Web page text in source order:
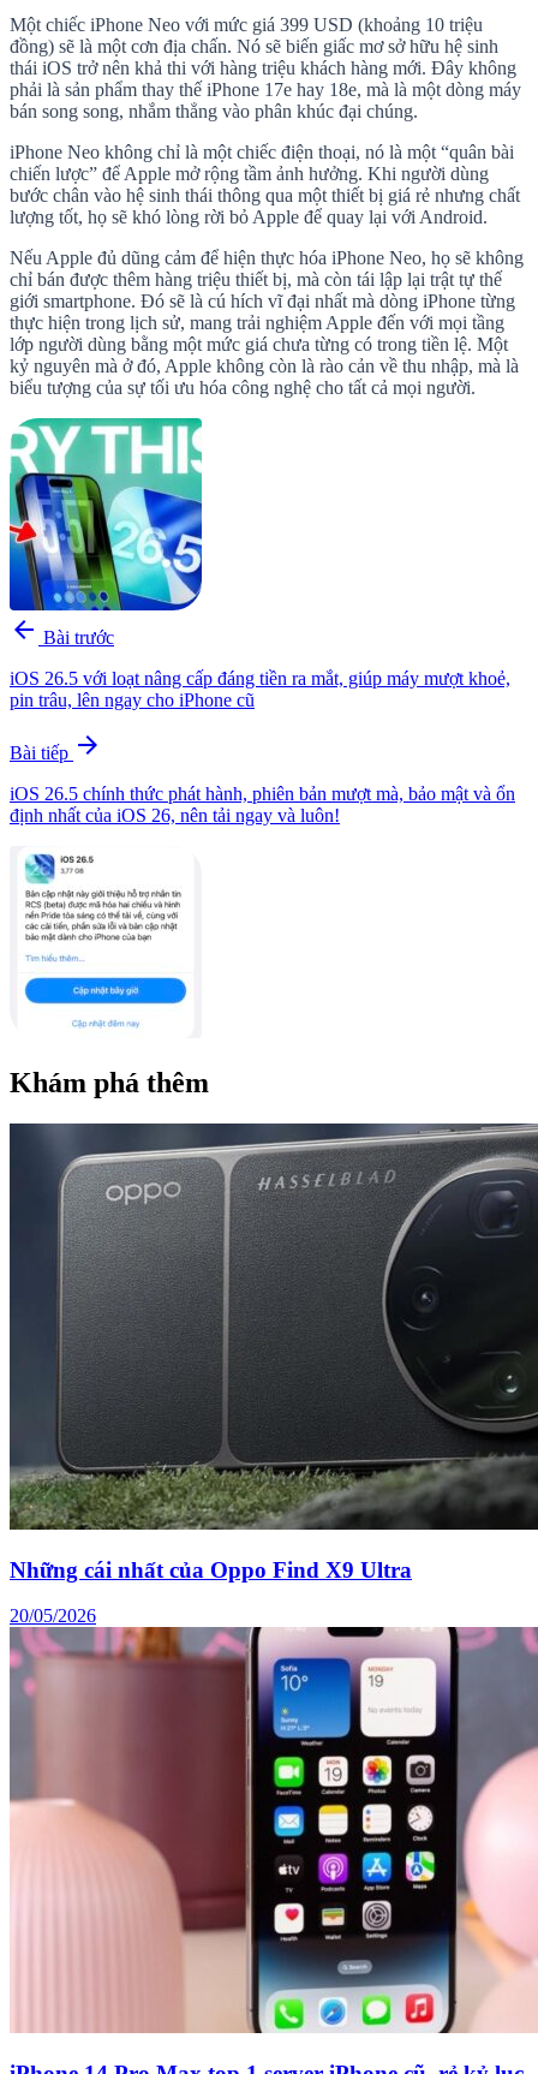
Một chiếc iPhone Neo với mức giá 399 USD (khoảng 10 triệu
đồng) sẽ là một cơn địa chấn. Nó sẽ biến giấc mơ sở hữu hệ sinh
thái iOS trở nên khả thi với hàng triệu khách hàng mới. Đây không
phải là sản phẩm thay thế iPhone 17e hay 18e, mà là một dòng máy
bán song song, nhắm thẳng vào phân khúc đại chúng.
iPhone Neo không chỉ là một chiếc điện thoại, nó là một “quân bài
chiến lược” để Apple mở rộng tầm ảnh hưởng. Khi người dùng
bước chân vào hệ sinh thái thông qua một thiết bị giá rẻ nhưng chất
lượng tốt, họ sẽ khó lòng rời bỏ Apple để quay lại với Android.
Nếu Apple đủ dũng cảm để hiện thực hóa iPhone Neo, họ sẽ không
chỉ bán được thêm hàng triệu thiết bị, mà còn tái lập lại trật tự thế
giới smartphone. Đó sẽ là cú hích vĩ đại nhất mà dòng iPhone từng
thực hiện trong lịch sử, mang trải nghiệm Apple đến với mọi tầng
lớp người dùng bằng một mức giá chưa từng có trong tiền lệ. Một
kỷ nguyên mà ở đó, Apple không còn là rào cản về thu nhập, mà là
biểu tượng của sự tối ưu hóa công nghệ cho tất cả mọi người.
arrow_back Bài trước
iOS 26.5 với loạt nâng cấp đáng tiền ra mắt, giúp máy mượt khoẻ,
pin trâu, lên ngay cho iPhone cũ
Bài tiếp arrow_forward
iOS 26.5 chính thức phát hành, phiên bản mượt mà, bảo mật và ổn
định nhất của iOS 26, nên tải ngay và luôn!
Khám phá thêm
Những cái nhất của Oppo Find X9 Ultra
20/05/2026